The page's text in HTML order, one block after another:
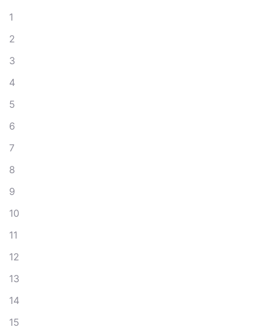
1
2
3
4
5
6
7
8
9
10
11
12
13
14
15